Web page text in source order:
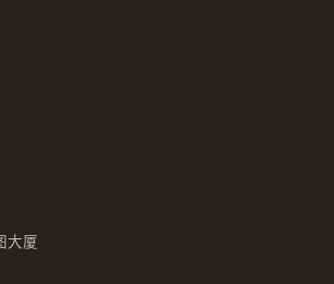
大厦